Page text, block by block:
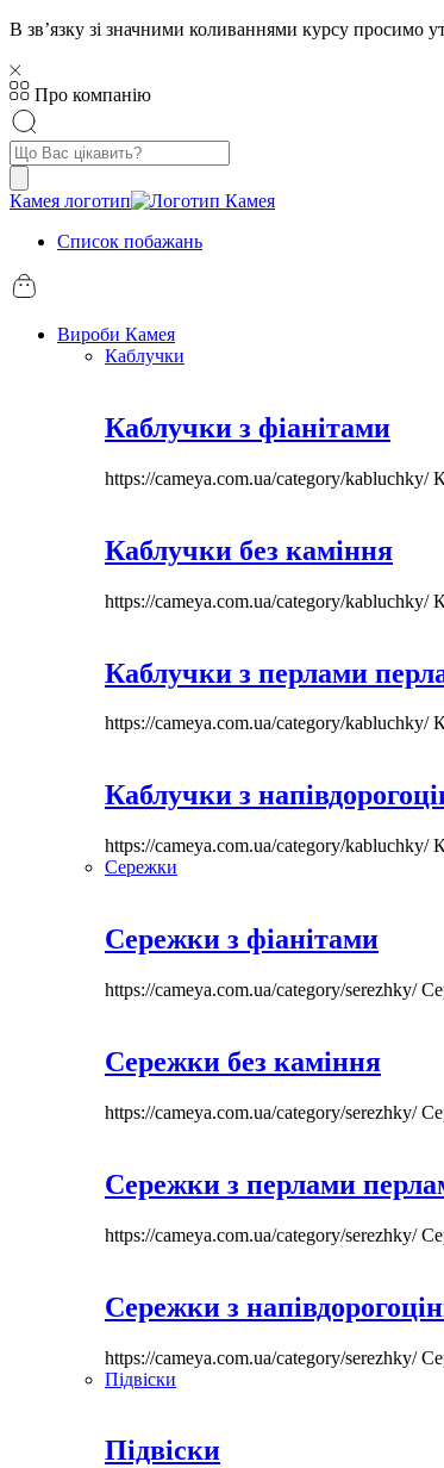
В звʼязку зі значними коливаннями курсу просимо
Про компанію
Пошук
товарів
Камея логотип
Список побажань
Вироби Камея
Каблучки
Каблучки з фіанітами
https://cameya.com.ua/category/kabluchky/
Каблучки без каміння
https://cameya.com.ua/category/kabluchky/
Каблучки з перлами
https://cameya.com.ua/category/kabluchky/
Каблучки з
https://cameya.com.ua/category/kabluchky/
Сережки
Сережки з фіанітами
https://cameya.com.ua/category/serezhky/
Сережки без каміння
https://cameya.com.ua/category/serezhky/
Сережки з перлами
https://cameya.com.ua/category/serezhky/
Сережки з
https://cameya.com.ua/category/serezhky/
Підвіски
Підвіски